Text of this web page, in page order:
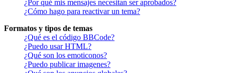
¿Por qué mis mensajes necesitan ser aprobados?
¿Cómo hago para reactivar un tema?
Formatos y tipos de temas
¿Qué es el código BBCode?
¿Puedo usar HTML?
¿Qué son los emoticonos?
¿Puedo publicar imagenes?